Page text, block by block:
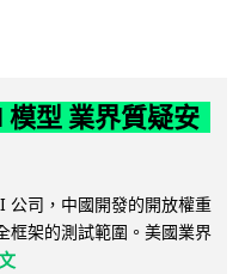
模型 業界質疑安
公司，中國開發的開放權重
框架的測試範圍。美國業界